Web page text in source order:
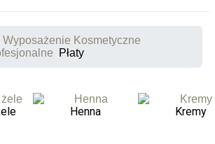
Wyposażenie Kosmetyczne
Płaty
Henna Kremy